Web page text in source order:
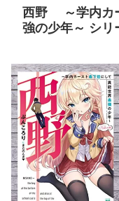
西野 ～学内カ
強の少年～ シリ